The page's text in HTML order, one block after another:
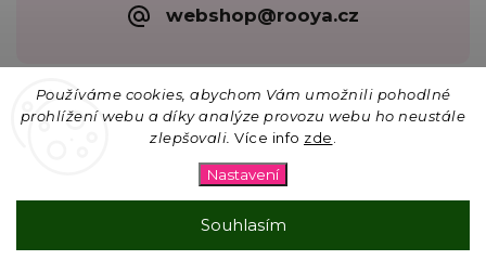
Používáme cookies, abychom Vám umožnili pohodlné
prohlížení webu a díky analýze provozu webu ho neustále
zlepšovali. Více info zde
Nastavení
Souhlasím
webshop@rooya.cz
vyhrazena.
Upravit nastavení cookies
Shoptet | Design